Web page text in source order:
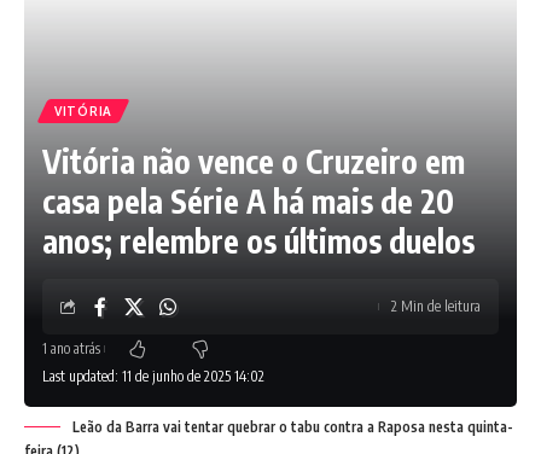
VITÓRIA
Vitória não vence o Cruzeiro em
casa pela Série A há mais de 20
anos; relembre os últimos duelos
Last updated: 11 de junho de 2025 14:02
1 ano atrás
2 Min de leitura
Leão da Barra vai tentar quebrar o tabu contra a Raposa nesta quinta-